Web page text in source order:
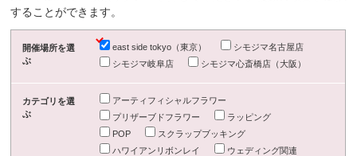
することができます。
開催場所を選
ぶ
east side tokyo（東京）
シモジマ名古屋店
シモジマ岐阜店
シモジマ心斎橋店（大阪）
カテゴリを選
ぶ
アーティフィシャルフラワー
プリザーブドフラワー
ラッピング
POP
スクラップブッキング
ハワイアンリボンレイ
ウェディング関連